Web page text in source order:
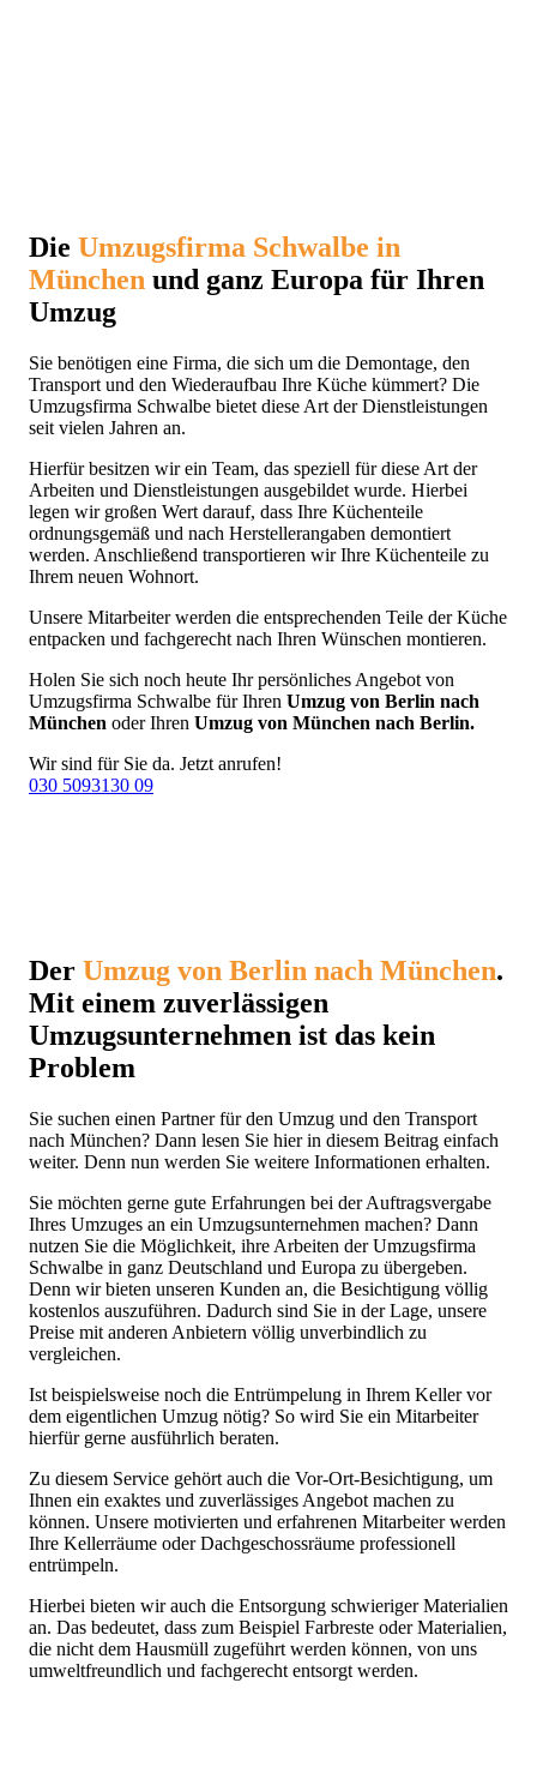
Die Umzugsfirma Schwalbe in
München und ganz Europa für Ihren
Umzug
Sie benötigen eine Firma, die sich um die Demontage, den
Transport und den Wiederaufbau Ihre Küche kümmert? Die
Umzugsfirma Schwalbe bietet diese Art der Dienstleistungen
seit vielen Jahren an.
Hierfür besitzen wir ein Team, das speziell für diese Art der
Arbeiten und Dienstleistungen ausgebildet wurde. Hierbei
legen wir großen Wert darauf, dass Ihre Küchenteile
ordnungsgemäß und nach Herstellerangaben demontiert
werden. Anschließend transportieren wir Ihre Küchenteile zu
Ihrem neuen Wohnort.
Unsere Mitarbeiter werden die entsprechenden Teile der Küche
entpacken und fachgerecht nach Ihren Wünschen montieren.
Holen Sie sich noch heute Ihr persönliches Angebot von
Umzugsfirma Schwalbe für Ihren Umzug von Berlin nach
München oder Ihren Umzug von München nach Berlin.
Wir sind für Sie da. Jetzt anrufen!
030 5093130 09
Der Umzug von Berlin nach München.
Mit einem zuverlässigen
Umzugsunternehmen ist das kein
Problem
Sie suchen einen Partner für den Umzug und den Transport
nach München? Dann lesen Sie hier in diesem Beitrag einfach
weiter. Denn nun werden Sie weitere Informationen erhalten.
Sie möchten gerne gute Erfahrungen bei der Auftragsvergabe
Ihres Umzuges an ein Umzugsunternehmen machen? Dann
nutzen Sie die Möglichkeit, ihre Arbeiten der Umzugsfirma
Schwalbe in ganz Deutschland und Europa zu übergeben.
Denn wir bieten unseren Kunden an, die Besichtigung völlig
kostenlos auszuführen. Dadurch sind Sie in der Lage, unsere
Preise mit anderen Anbietern völlig unverbindlich zu
vergleichen.
Ist beispielsweise noch die Entrümpelung in Ihrem Keller vor
dem eigentlichen Umzug nötig? So wird Sie ein Mitarbeiter
hierfür gerne ausführlich beraten.
Zu diesem Service gehört auch die Vor-Ort-Besichtigung, um
Ihnen ein exaktes und zuverlässiges Angebot machen zu
können. Unsere motivierten und erfahrenen Mitarbeiter werden
Ihre Kellerräume oder Dachgeschossräume professionell
entrümpeln.
Hierbei bieten wir auch die Entsorgung schwieriger Materialien
an. Das bedeutet, dass zum Beispiel Farbreste oder Materialien,
die nicht dem Hausmüll zugeführt werden können, von uns
umweltfreundlich und fachgerecht entsorgt werden.